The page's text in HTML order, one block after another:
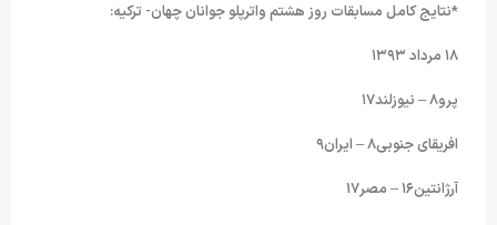
*نتایج کامل مسابقات روز هشتم واترپلو جوانان چهان- ترکیه:
۱۸ مرداد ۱۳۹۳
پرو۸ – نیوزلند۱۷
افریقای جنوبی۸ – ایران۹
آرژانتین۱۶ – مصر۱۷